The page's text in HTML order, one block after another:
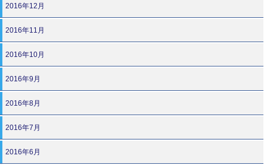
2016年12月
2016年11月
2016年10月
2016年9月
2016年8月
2016年7月
2016年6月